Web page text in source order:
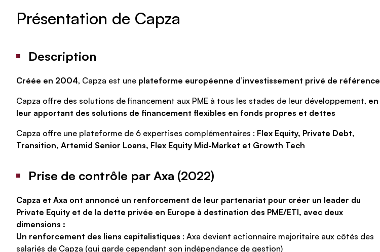
Présentation de Capza
Description
Créée en 2004, Capza est une plateforme européenne d’investissement privé de référence
Capza offre des solutions de financement aux PME à tous les stades de leur développement, en
leur apportant des solutions de financement flexibles en fonds propres et dettes
Capza offre une plateforme de 6 expertises complémentaires : Flex Equity, Private Debt,
Transition, Artemid Senior Loans, Flex Equity Mid-Market et Growth Tech
Prise de contrôle par Axa (2022)
Capza et Axa ont annoncé un renforcement de leur partenariat pour créer un leader du
Private Equity et de la dette privée en Europe à destination des PME/ETI, avec deux
dimensions :
Un renforcement des liens capitalistiques : Axa devient actionnaire majoritaire aux côtés des
salariés de Capza (qui garde cependant son indépendance de gestion)